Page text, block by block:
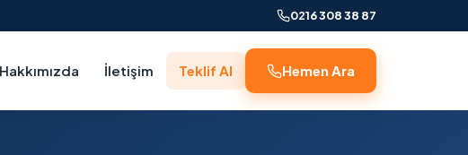
0216 308 38 87
Hakkımızda İletişim Teklif Al Hemen Ara